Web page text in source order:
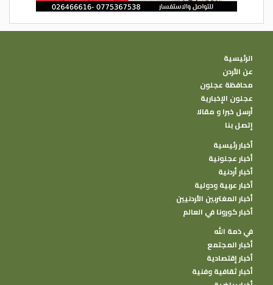
الرئيسية
عن الأردن
محافظة عجلون
عجلون الإخبارية
أرسل خبرا و مقالا
إتصل بنا
أخبار رئيسية
أخبار عجلونية
أخبار أردنية
أخبار عربية ودولية
أخبار المغتربين الأردنيين
أخبار كورونا في العالم
في ذمة الله
أخبار المجتمع
أخبار إقتصادية
أخبار ثقافية وفنية